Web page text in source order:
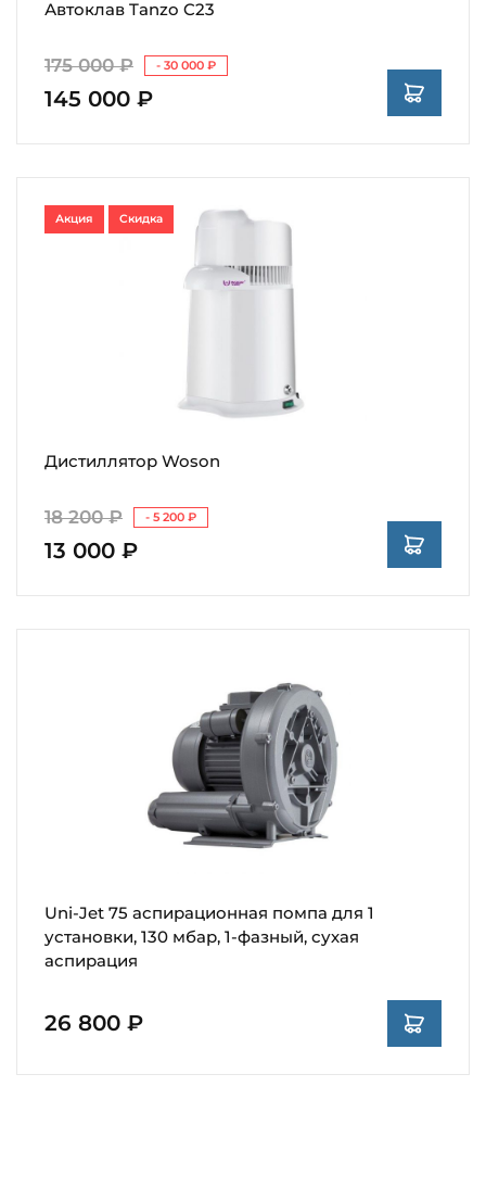
Автоклав Tanzo C23
175 000 ₽ - 30 000 ₽
145 000 ₽
Дистиллятор Woson
18 200 ₽ - 5 200 ₽
13 000 ₽
Акция Скидка
Uni-Jet 75 аспирационная помпа для 1
установки, 130 мбар, 1-фазный, сухая
аспирация
26 800 ₽